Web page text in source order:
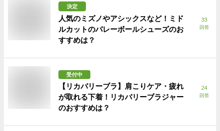
決定
人気のミズノやアシックスなど！ミド
ルカットのバレーボールシューズのお
すすめは？
33
回答
受付中
【リカバリーブラ】肩こりケア・疲れ
が取れる下着！リカバリーブラジャー
のおすすめは？
24
回答